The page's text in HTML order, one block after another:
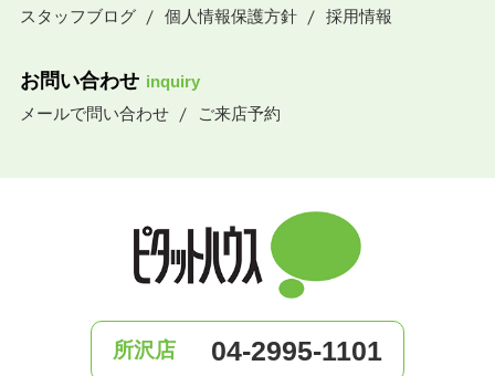
スタッフブログ
個人情報保護方針 採用情報
お問い合わせ inquiry
メールで問い合わせ
ご来店予約
所沢店 04-2995-1101